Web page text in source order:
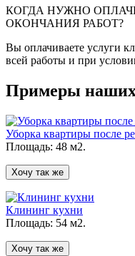
КОГДА НУЖНО
ОКОНЧАНИЯ РАБОТ?
Вы оплачиваете услуги
всей работы и при
Примеры наших
Уборка квартиры после
Площадь: 48 м2.
Хочу так же
Клининг кухни
Площадь: 54 м2.
Хочу так же